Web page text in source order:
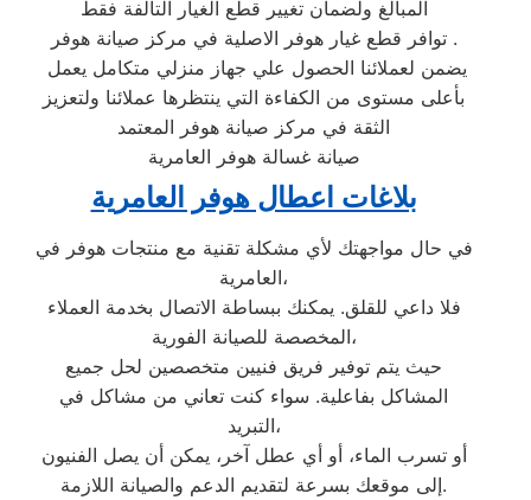
المبالغ ولضمان تغيير قطع الغيار التالفة فقط
توافر قطع غيار هوفر الاصلية في مركز صيانة هوفر .
بأعلى مستوى من الكفاءة التي ينتظرها عملائنا ولتعزيز
الثقة في مركز صيانة هوفر المعتمد
صيانة غسالة هوفر العامرية
بلاغات اعطال هوفر العامرية
في حال مواجهتك لأي مشكلة تقنية مع منتجات هوفر في
العامرية،
فلا داعي للقلق. يمكنك ببساطة الاتصال بخدمة العملاء
المخصصة للصيانة الفورية،
حيث يتم توفير فريق فنيين متخصصين لحل جميع
المشاكل بفاعلية. سواء كنت تعاني من مشاكل في
التبريد،
أو تسرب الماء، أو أي عطل آخر، يمكن أن يصل الفنيون
إلى موقعك بسرعة لتقديم الدعم والصيانة اللازمة.